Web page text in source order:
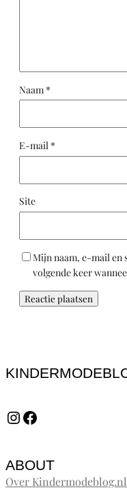
Naam *
E-mail *
Site
Mijn naam, e-mail en
volgende keer
InstagramFacebook
ABOUT
Over Kindermodeblog.nl